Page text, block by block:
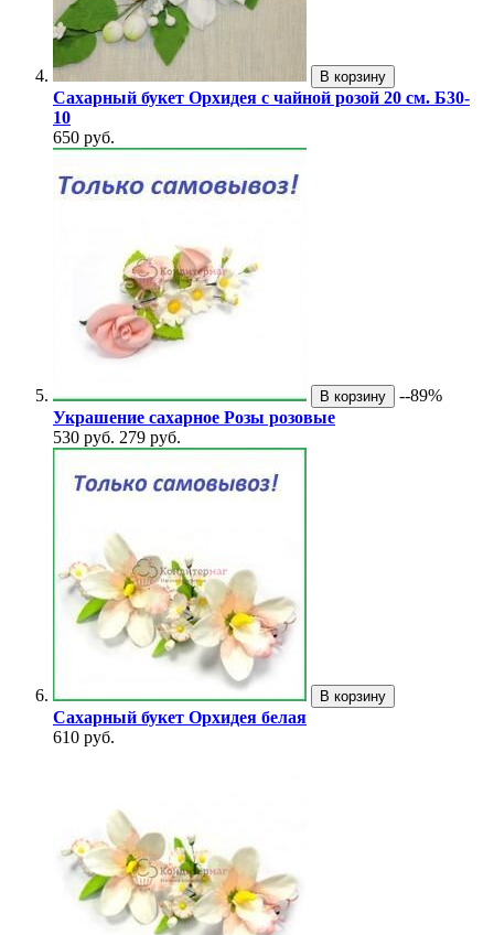
В корзину
Сахарный букет Орхидея с чайной розой 20 см. Б30-
10
650 руб.
В корзину
--89%
Украшение сахарное Розы розовые
530 руб. 279 руб.
В корзину
Сахарный букет Орхидея белая
610 руб.